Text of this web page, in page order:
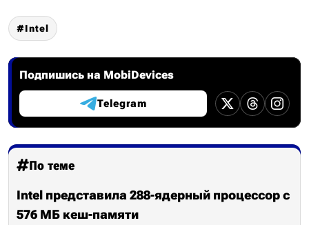
Intel
Подпишись на MobiDevices
Telegram
По теме
Intel представила 288-ядерный процессор с
576 МБ кеш-памяти